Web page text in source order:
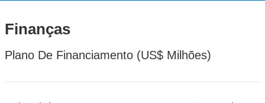
Finanças
Plano De Financiamento (US$ Milhões)